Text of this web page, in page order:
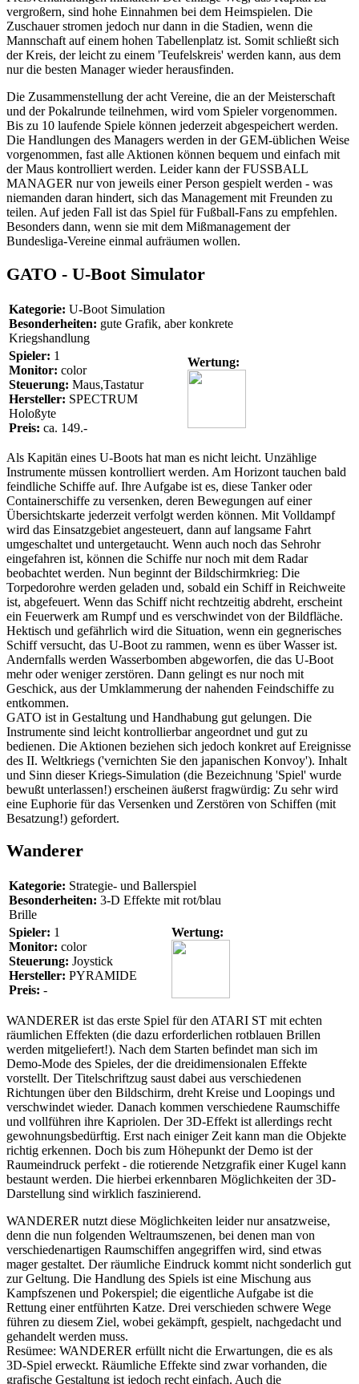
vergroßern, sind hohe Einnahmen bei dem Heimspielen. Die
Zuschauer stromen jedoch nur dann in die Stadien, wenn die
Mannschaft auf einem hohen Tabellenplatz ist. Somit schließt sich
der Kreis, der leicht zu einem 'Teufelskreis' werden kann, aus dem
nur die besten Manager wieder herausfinden.
Die Zusammenstellung der acht Vereine, die an der Meisterschaft
und der Pokalrunde teilnehmen, wird vom Spieler vorgenommen.
Bis zu 10 laufende Spiele können jederzeit abgespeichert werden.
Die Handlungen des Managers werden in der GEM-üblichen Weise
vorgenommen, fast alle Aktionen können bequem und einfach mit
der Maus kontrolliert werden. Leider kann der FUSSBALL
MANAGER nur von jeweils einer Person gespielt werden - was
niemanden daran hindert, sich das Management mit Freunden zu
teilen. Auf jeden Fall ist das Spiel für Fußball-Fans zu empfehlen.
Besonders dann, wenn sie mit dem Mißmanagement der
Bundesliga-Vereine einmal aufräumen wollen.
GATO - U-Boot Simulator
Kategorie: U-Boot Simulation
Besonderheiten: gute Grafik, aber konkrete
Kriegshandlung
Spieler: 1
Monitor: color
Steuerung: Maus,Tastatur
Hersteller: SPECTRUM
Holoßyte
Preis: ca. 149.-
Wertung:
Als Kapitän eines U-Boots hat man es nicht leicht. Unzählige
Instrumente müssen kontrolliert werden. Am Horizont tauchen bald
feindliche Schiffe auf. Ihre Aufgabe ist es, diese Tanker oder
Containerschiffe zu versenken, deren Bewegungen auf einer
Übersichtskarte jederzeit verfolgt werden können. Mit Volldampf
wird das Einsatzgebiet angesteuert, dann auf langsame Fahrt
umgeschaltet und untergetaucht. Wenn auch noch das Sehrohr
eingefahren ist, können die Schiffe nur noch mit dem Radar
beobachtet werden. Nun beginnt der Bildschirmkrieg: Die
Torpedorohre werden geladen und, sobald ein Schiff in Reichweite
ist, abgefeuert. Wenn das Schiff nicht rechtzeitig abdreht, erscheint
ein Feuerwerk am Rumpf und es verschwindet von der Bildfläche.
Hektisch und gefährlich wird die Situation, wenn ein gegnerisches
Schiff versucht, das U-Boot zu rammen, wenn es über Wasser ist.
Andernfalls werden Wasserbomben abgeworfen, die das U-Boot
mehr oder weniger zerstören. Dann gelingt es nur noch mit
Geschick, aus der Umklammerung der nahenden Feindschiffe zu
entkommen.
GATO ist in Gestaltung und Handhabung gut gelungen. Die
Instrumente sind leicht kontrollierbar angeordnet und gut zu
bedienen. Die Aktionen beziehen sich jedoch konkret auf Ereignisse
des II. Weltkriegs ('vernichten Sie den japanischen Konvoy'). Inhalt
und Sinn dieser Kriegs-Simulation (die Bezeichnung 'Spiel' wurde
bewußt unterlassen!) erscheinen äußerst fragwürdig: Zu sehr wird
eine Euphorie für das Versenken und Zerstören von Schiffen (mit
Besatzung!) gefordert.
Wanderer
Kategorie: Strategie- und Ballerspiel
Besonderheiten: 3-D Effekte mit rot/blau
Brille
Spieler: 1
Monitor: color
Steuerung: Joystick
Hersteller: PYRAMIDE
Preis: -
Wertung:
WANDERER ist das erste Spiel für den ATARI ST mit echten
räumlichen Effekten (die dazu erforderlichen rotblauen Brillen
werden mitgeliefert!). Nach dem Starten befindet man sich im
Demo-Mode des Spieles, der die dreidimensionalen Effekte
vorstellt. Der Titelschriftzug saust dabei aus verschiedenen
Richtungen über den Bildschirm, dreht Kreise und Loopings und
verschwindet wieder. Danach kommen verschiedene Raumschiffe
und vollführen ihre Kapriolen. Der 3D-Effekt ist allerdings recht
gewohnungsbedürftig. Erst nach einiger Zeit kann man die Objekte
richtig erkennen. Doch bis zum Höhepunkt der Demo ist der
Raumeindruck perfekt - die rotierende Netzgrafik einer Kugel kann
bestaunt werden. Die hierbei erkennbaren Möglichkeiten der 3D-
Darstellung sind wirklich faszinierend.
WANDERER nutzt diese Möglichkeiten leider nur ansatzweise,
denn die nun folgenden Weltraumszenen, bei denen man von
verschiedenartigen Raumschiffen angegriffen wird, sind etwas
mager gestaltet. Der räumliche Eindruck kommt nicht sonderlich gut
zur Geltung. Die Handlung des Spiels ist eine Mischung aus
Kampfszenen und Pokerspiel; die eigentliche Aufgabe ist die
Rettung einer entführten Katze. Drei verschieden schwere Wege
führen zu diesem Ziel, wobei gekämpft, gespielt, nachgedacht und
gehandelt werden muss.
Resümee: WANDERER erfüllt nicht die Erwartungen, die es als
3D-Spiel erweckt. Räumliche Effekte sind zwar vorhanden, die
grafische Gestaltung ist jedoch recht einfach. Auch die